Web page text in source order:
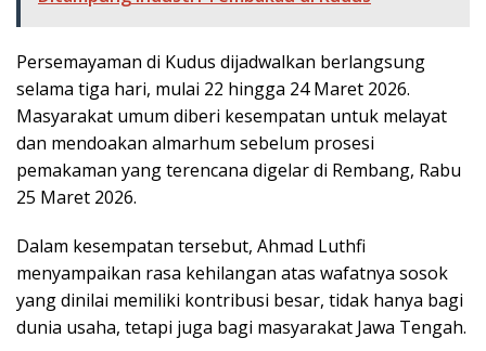
Persemayaman di Kudus dijadwalkan berlangsung
selama tiga hari, mulai 22 hingga 24 Maret 2026.
Masyarakat umum diberi kesempatan untuk melayat
dan mendoakan almarhum sebelum prosesi
pemakaman yang terencana digelar di Rembang, Rabu
25 Maret 2026.
Dalam kesempatan tersebut, Ahmad Luthfi
menyampaikan rasa kehilangan atas wafatnya sosok
yang dinilai memiliki kontribusi besar, tidak hanya bagi
dunia usaha, tetapi juga bagi masyarakat Jawa Tengah.